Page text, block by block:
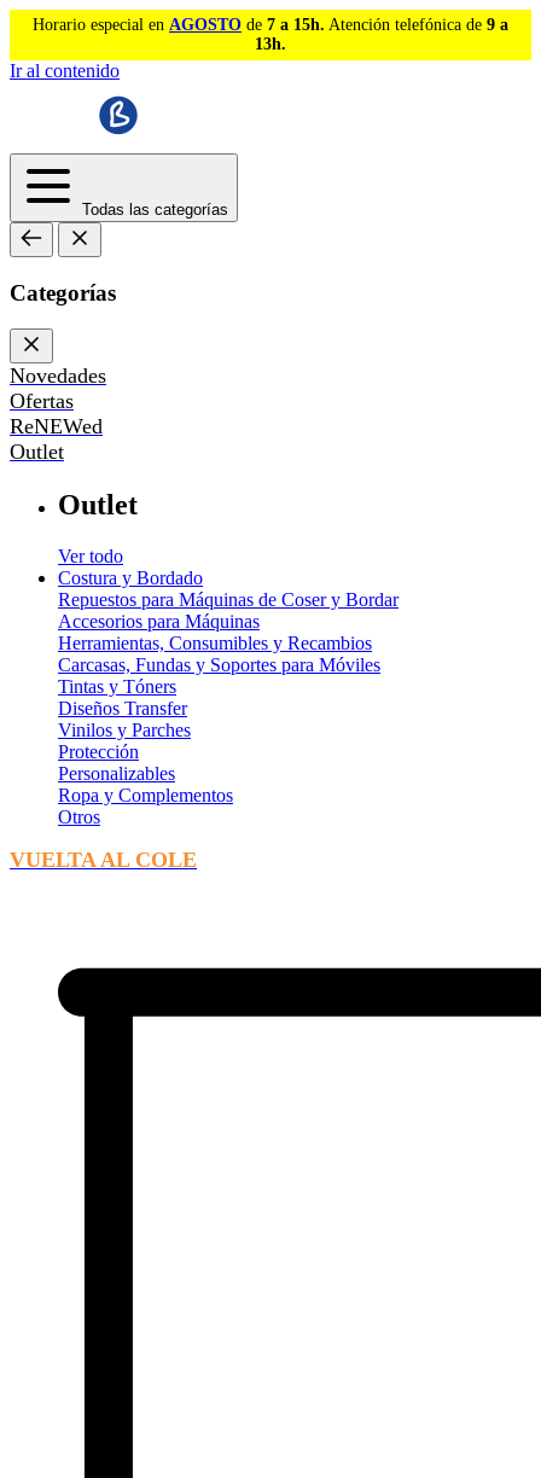
Horario especial en AGOSTO de 7 a 15h. Atención telefónica de 9 a
13h.
Ir al contenido
Todas las categorías
Categorías
Novedades
Ofertas
ReNEWed
Outlet
Outlet
Ver todo
Costura y Bordado
Repuestos para Máquinas de Coser y Bordar
Accesorios para Máquinas
Herramientas, Consumibles y Recambios
Carcasas, Fundas y Soportes para Móviles
Tintas y Tóners
Diseños Transfer
Vinilos y Parches
Protección
Personalizables
Ropa y Complementos
Otros
VUELTA AL COLE